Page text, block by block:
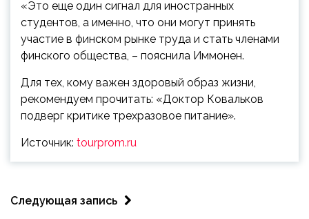
«Это еще один сигнал для иностранных
студентов, а именно, что они могут принять
участие в финском рынке труда и стать членами
финского общества, – пояснила Иммонен.
Для тех, кому важен здоровый образ жизни,
рекомендуем прочитать: «Доктор Ковальков
подверг критике трехразовое питание».
Источник: tourprom.ru
Следующая запись